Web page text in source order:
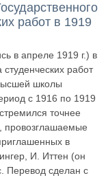
работ в 1919
в апреле 1919 г.) в
работ
школы
с 1916 по 1919
точнее
провозглашаемые
в
И. Иттен (он
Перевод сделан с